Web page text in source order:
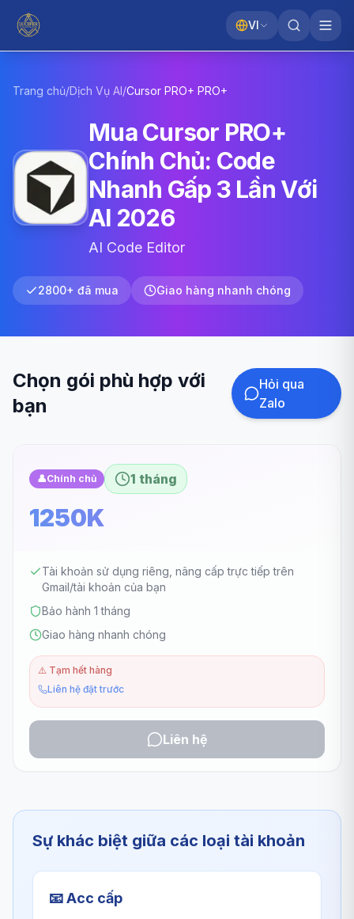
VI
Trang chủ/Dịch Vụ AI/Cursor PRO+ PRO+
Mua Cursor PRO+
Chính Chủ: Code
Nhanh Gấp 3 Lần Với
AI 2026
AI Code Editor
2800+ đã mua Giao hàng nhanh chóng
Chọn gói phù hợp với
bạn
Hỏi qua
Zalo
👤Chính chủ 1 tháng
1250K
Tài khoản sử dụng riêng, nâng cấp trực tiếp trên
Gmail/tài khoản của bạn
Bảo hành 1 tháng
Giao hàng nhanh chóng
⚠️ Tạm hết hàng
Liên hệ đặt trước
Liên hệ
Sự khác biệt giữa các loại tài khoản
📧Acc cấp